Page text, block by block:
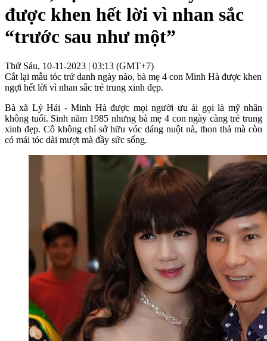
được khen hết lời vì nhan sắc
“trước sau như một”
Thứ Sáu, 10-11-2023 | 03:13 (GMT+7)
Cắt lại mẫu tóc trứ danh ngày nào, bà mẹ 4 con Minh Hà được khen
ngợi hết lời vì nhan sắc trẻ trung xinh đẹp.
Bà xã Lý Hải - Minh Hà được mọi người ưu ái gọi là mỹ nhân
không tuổi. Sinh năm 1985 nhưng bà mẹ 4 con ngày càng trẻ trung
xinh đẹp. Cô không chỉ sở hữu vóc dáng nuột nà, thon thả mà còn
có mái tóc dài mượt mà đầy sức sống.